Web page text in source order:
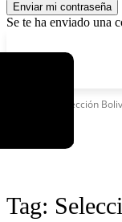
Se te ha enviado una
Selección
Tag: